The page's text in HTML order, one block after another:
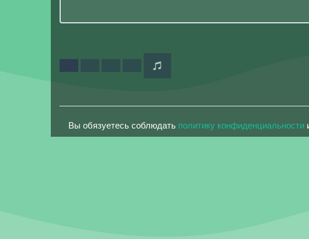
Вы обязуетесь соблюдать политику конфиденциальности